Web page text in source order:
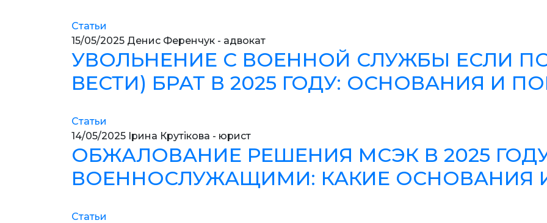
Статьи
15/05/2025 Денис Ференчук - адвокат
УВОЛЬНЕНИЕ С ВОЕННОЙ СЛУЖБЫ ЕСЛИ
ВЕСТИ) БРАТ В 2025 ГОДУ: ОСНОВАНИЯ И
Статьи
14/05/2025 Ірина Крутікова - юрист
ОБЖАЛОВАНИЕ РЕШЕНИЯ МСЭК В 2025
ВОЕННОСЛУЖАЩИМИ: КАКИЕ ОСНОВАНИЯ
Статьи